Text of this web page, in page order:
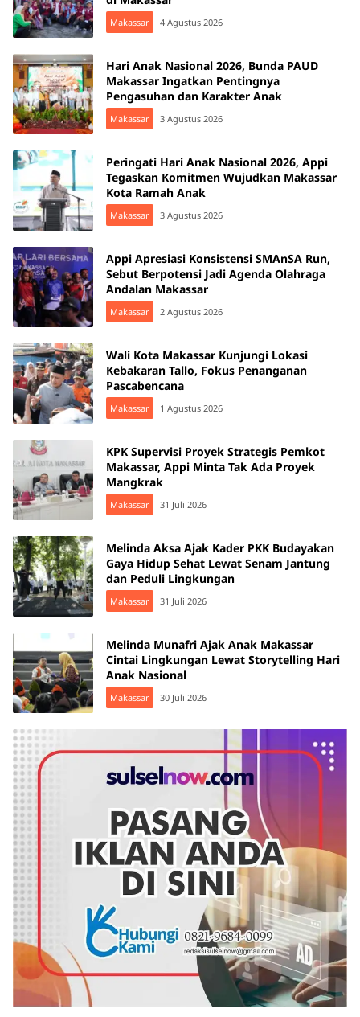
Makassar 4 Agustus 2026
Hari Anak Nasional 2026, Bunda PAUD
Makassar Ingatkan Pentingnya
Pengasuhan dan Karakter Anak
Makassar 3 Agustus 2026
Peringati Hari Anak Nasional 2026, Appi
Tegaskan Komitmen Wujudkan Makassar
Kota Ramah Anak
Makassar 3 Agustus 2026
Appi Apresiasi Konsistensi SMAnSA Run,
Sebut Berpotensi Jadi Agenda Olahraga
Andalan Makassar
Makassar 2 Agustus 2026
Wali Kota Makassar Kunjungi Lokasi
Kebakaran Tallo, Fokus Penanganan
Pascabencana
Makassar 1 Agustus 2026
KPK Supervisi Proyek Strategis Pemkot
Makassar, Appi Minta Tak Ada Proyek
Mangkrak
Makassar 31 Juli 2026
Melinda Aksa Ajak Kader PKK Budayakan
Gaya Hidup Sehat Lewat Senam Jantung
dan Peduli Lingkungan
Makassar 31 Juli 2026
Melinda Munafri Ajak Anak Makassar
Cintai Lingkungan Lewat Storytelling Hari
Anak Nasional
Makassar 30 Juli 2026